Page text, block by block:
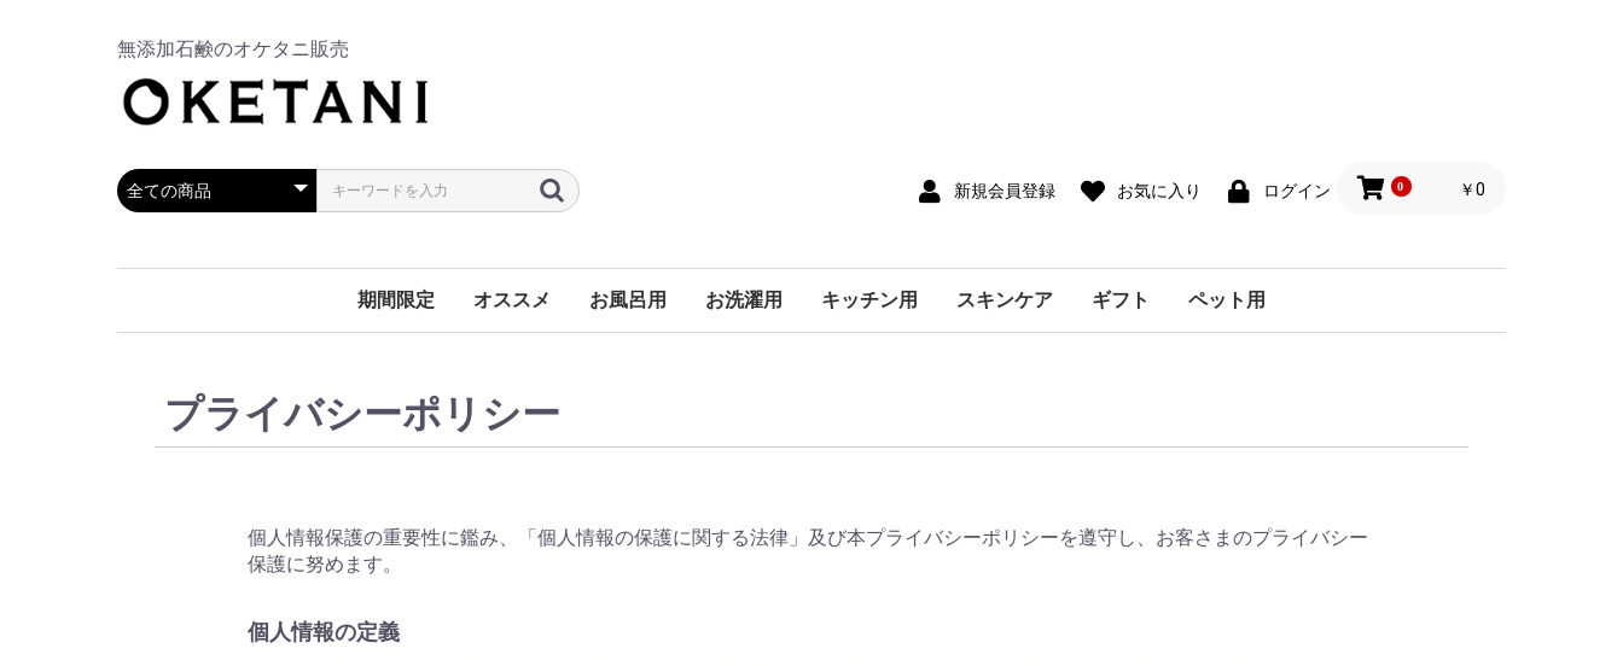
無添加石鹸のオケタニ販売
新規会員登録 お気に入り ログイン 0 ￥0
期間限定 オススメ お風呂用 お洗濯用 キッチン用 スキンケア ギフト ペット用
プライバシーポリシー
個人情報保護の重要性に鑑み、「個人情報の保護に関する法律」及び本プライバシーポリシーを遵守し、お客さまのプライバシー
保護に努めます。
個人情報の定義